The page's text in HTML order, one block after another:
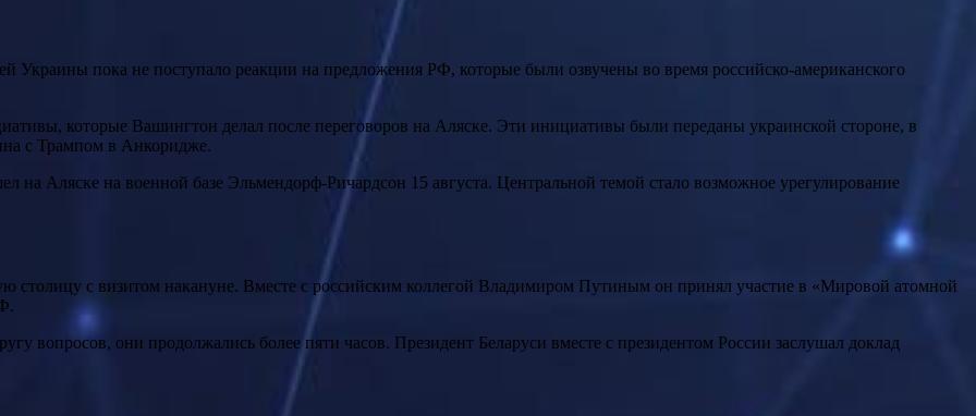
Украины пока не поступало реакции на предложения РФ, которые были озвучены во время российско-американского
которые Вашингтон делал после переговоров на Аляске. Эти инициативы были переданы украинской стороне, в
с Трампом в Анкоридже.
на Аляске на военной базе Эльмендорф-Ричардсон 15 августа. Центральной темой стало возможное урегулирование
столицу с визитом накануне. Вместе с российским коллегой Владимиром Путиным он принял участие в «Мировой атомной
вопросов, они продолжались более пяти часов. Президент Беларуси вместе с президентом России заслушал доклад